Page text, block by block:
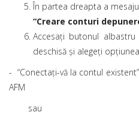
În partea dreapta a
“Creare conturi
Accesați butonul albastru
deschisă și alegeți
- “Conectați-vă la contul
AFM
sau